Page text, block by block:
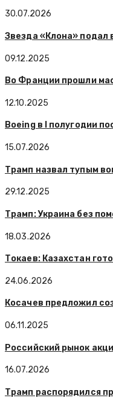
30.07.2026
Звезда «Клона» подал
09.12.2025
Во Франции прошли
12.10.2025
Boeing в I полугодии
15.07.2026
Трамп назвал тупым
29.12.2025
Трамп: Украина без
18.03.2026
Токаев: Казахстан
24.06.2026
Косачев предложил
06.11.2025
Российский рынок
16.07.2026
Трамп распорядился